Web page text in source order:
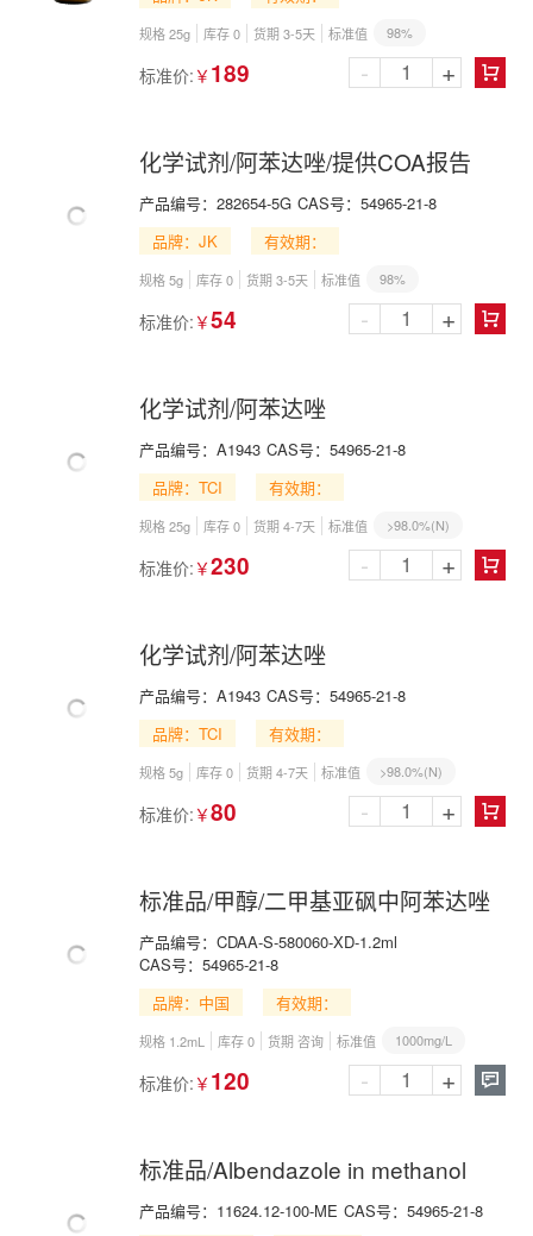
规格 25g 库存 0 货期 3-5天 标准值 98%
标准价: ￥ 189 
- +
化学试剂/阿苯达唑/提供COA报告
产品编号： 282654-5G CAS号： 54965-21-8
品牌：JK
有效期：
规格 5g 库存 0 货期 3-5天 标准值 98%
标准价: ￥54 
- +
化学试剂/阿苯达唑
产品编号： A1943 CAS号： 54965-21-8
品牌：TCI
有效期：
规格 25g 库存 0 货期 4-7天 标准值 >98.0%(N)
标准价: ￥230 
- +
化学试剂/阿苯达唑
产品编号： A1943 CAS号： 54965-21-8
品牌：TCI
有效期：
规格 5g 库存 0 货期 4-7天 标准值 >98.0%(N)
标准价: ￥80 
- +
标准品/甲醇/二甲基亚砜中阿苯达唑
产品编号： CDAA-S-580060-XD-1.2ml
CAS号： 54965-21-8
品牌：中国
有效期：
规格 1.2mL 库存 0 货期 咨询 标准值 1000mg/L
标准价: ￥ 120 
- +
标准品/Albendazole in methanol
产品编号： 11624.12-100-ME CAS号： 54965-21-8